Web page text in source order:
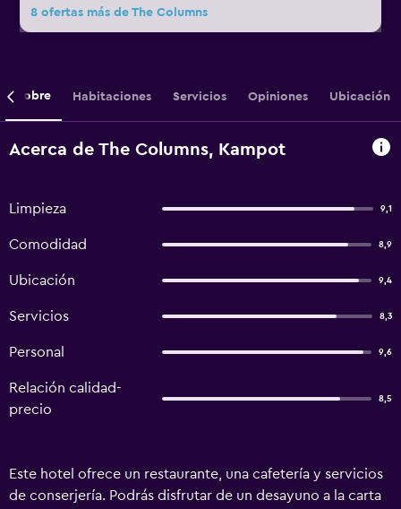
8 ofertas más de The Columns
Sobre Habitaciones Servicios Opiniones Ubicación
Acerca de The Columns, Kampot
Limpieza 9,1
Comodidad 8,9
Ubicación 9,4
Servicios 8,3
Personal 9,6
Relación calidad-
precio
8,5
Este hotel ofrece un restaurante, una cafetería y servicios
de conserjería. Podrás disfrutar de un desayuno a la carta